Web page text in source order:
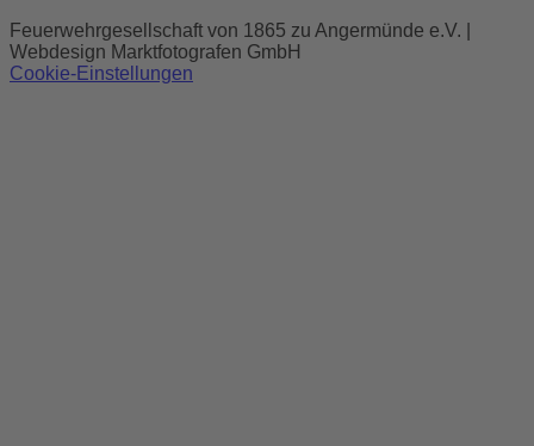
Feuerwehrgesellschaft von 1865 zu Angermünde e.V. |
Webdesign Marktfotografen GmbH
Cookie-Einstellungen